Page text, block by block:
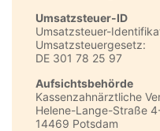
Umsatzsteuer-ID
Umsatzsteuer-
Umsatzsteuergesetz:
DE 301 78 25 97
Aufsichtsbehörde
Kassenzahnärztliche
Helene-Lange-Straße
14469 Potsdam